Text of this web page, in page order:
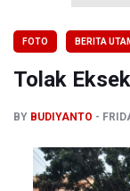
Anggota
FOTO BERITA
Tolak
BY BUDIYANTO